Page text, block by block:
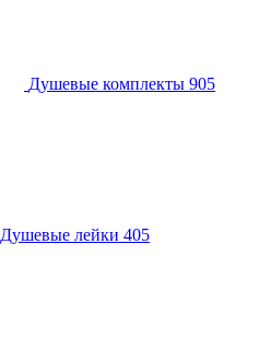
Душевые комплекты 905
Душевые лейки 405